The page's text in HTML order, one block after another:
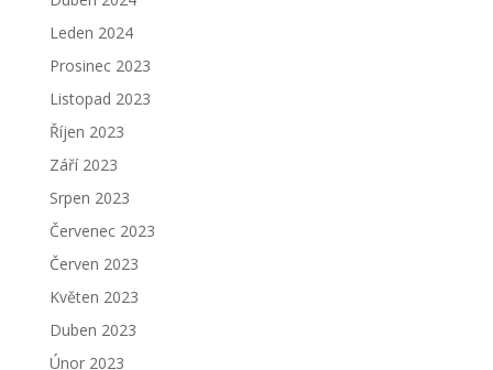
Leden 2024
Prosinec 2023
Listopad 2023
Říjen 2023
Září 2023
Srpen 2023
Červenec 2023
Červen 2023
Květen 2023
Duben 2023
Únor 2023